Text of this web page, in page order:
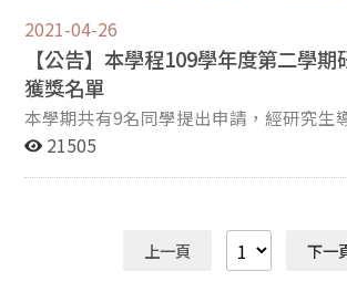
接軌職場？」著重探討國家級校務認證與
何共同影響學生的學習成果與職涯準備度
與醫學兩大專業領域，並延伸至畢業生進
面臨的評鑑制度，建構橫跨課程設計、能
求的品質鏈結架構。合作成員包含北榮家
師、本校研發處研究團隊與高等教育評鑑
形成跨校、跨場域的研究陣容。侯永琪
機構在課程與認證規劃上取得更清楚的方向。 三度
助的圖書資訊與檔案學研究所羅崇銘副教
深度學習切割、分類、融合影像建立中風
2021-04-26
【公告】本學程109學年度第二學
獲獎名單
本學期共有9名同學提出申請，經研究生
獲獎名單如下: 碩二 丘O媚 碩一 陳O彣 周O晴 輔導與
21505
上一頁 下一